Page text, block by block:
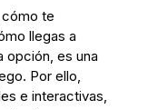
te
llegas a
opción, es una
Por ello,
e interactivas,